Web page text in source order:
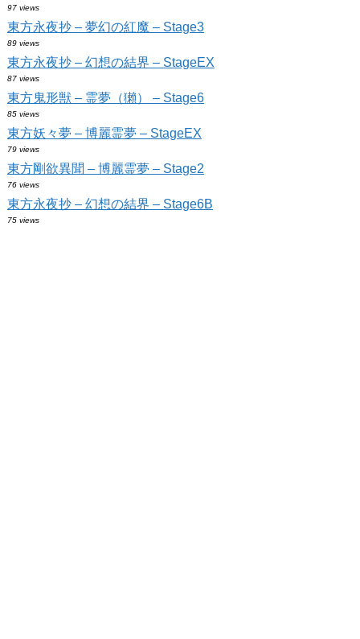
97 views
東方永夜抄 – 夢幻の紅魔 – Stage3
89 views
東方永夜抄 – 幻想の結界 – StageEX
87 views
東方鬼形獣 – 霊夢（獺） – Stage6
85 views
東方妖々夢 – 博麗霊夢 – StageEX
79 views
東方剛欲異聞 – 博麗霊夢 – Stage2
76 views
東方永夜抄 – 幻想の結界 – Stage6B
75 views